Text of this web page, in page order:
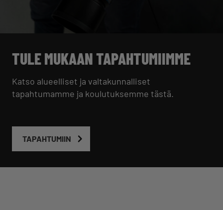
TULE MUKAAN TAPAHTUMIIMME
Katso alueelliset ja valtakunnalliset
tapahtumamme ja koulutuksemme tästä.
TAPAHTUMIIN